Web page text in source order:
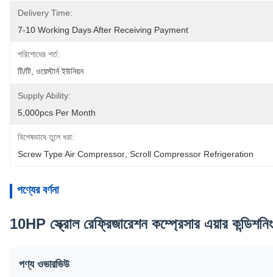
Delivery Time:
7-10 Working Days After Receiving Payment
পরিশোধের শর্ত:
টি/টি, ওয়েস্টার্ন ইউনিয়ন
Supply Ability:
5,000pcs Per Month
বিশেষভাবে তুলে ধরা:
Screw Type Air Compressor Scroll Compressor Refrigeration
পণ্যের বর্ণনা
10HP স্ক্রোল রেফ্রিজারেশন কম্প্রেসার এয়ার
পণ্য ওভারভিউ